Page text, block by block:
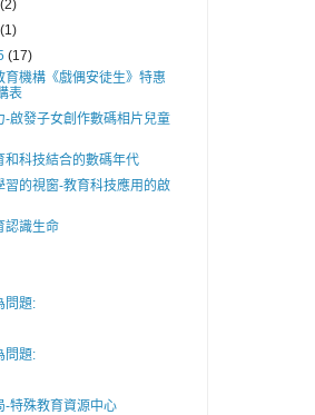
(2)
(1)
(17)
育機構《戲偶安徒生》特惠
表
-啟發子女創作數碼相片兒童
和科技結合的數碼年代
習的視窗-教育科技應用的啟
認識生命
問題:
問題:
-特殊教育資源中心